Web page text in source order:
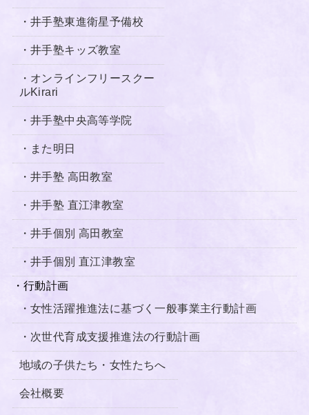
・井手塾東進衛星予備校
・井手塾キッズ教室
・オンラインフリースクー
ルKirari
・井手塾中央高等学院
・ また明日
・井手塾 高田教室
・井手塾 直江津教室
・井手個別 高田教室
・井手個別 直江津教室
・行動計画
・女性活躍推進法に基づく一般事業主行動計画
・次世代育成支援推進法の行動計画
地域の子供たち・女性たちへ
会社概要